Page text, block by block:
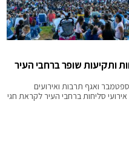
ותקיעות שופר ברחבי העיר
ראש השנה יתקיים ב-25 בספטמבר ואגף תרבות ואירועים
סליחות ברחבי העיר לקראת חגי